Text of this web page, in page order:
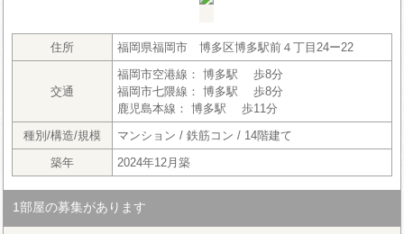
住所 福岡県福岡市 博多区博多駅前４丁目24ー22
交通
福岡市空港線： 博多駅 歩8分
福岡市七隈線： 博多駅 歩8分
鹿児島本線： 博多駅 歩11分
種別/構造/規模
マンション / 鉄筋コン / 14階建て
築年
2024年12月築
1部屋の募集があります